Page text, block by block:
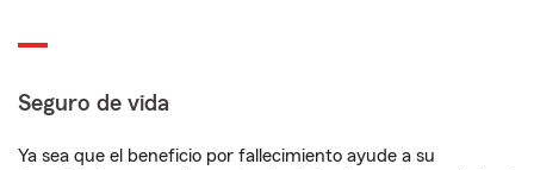
Seguro de vida
Ya sea que el beneficio por fallecimiento ayude a su